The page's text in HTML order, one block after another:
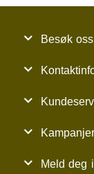
Besøk oss
Meld deg